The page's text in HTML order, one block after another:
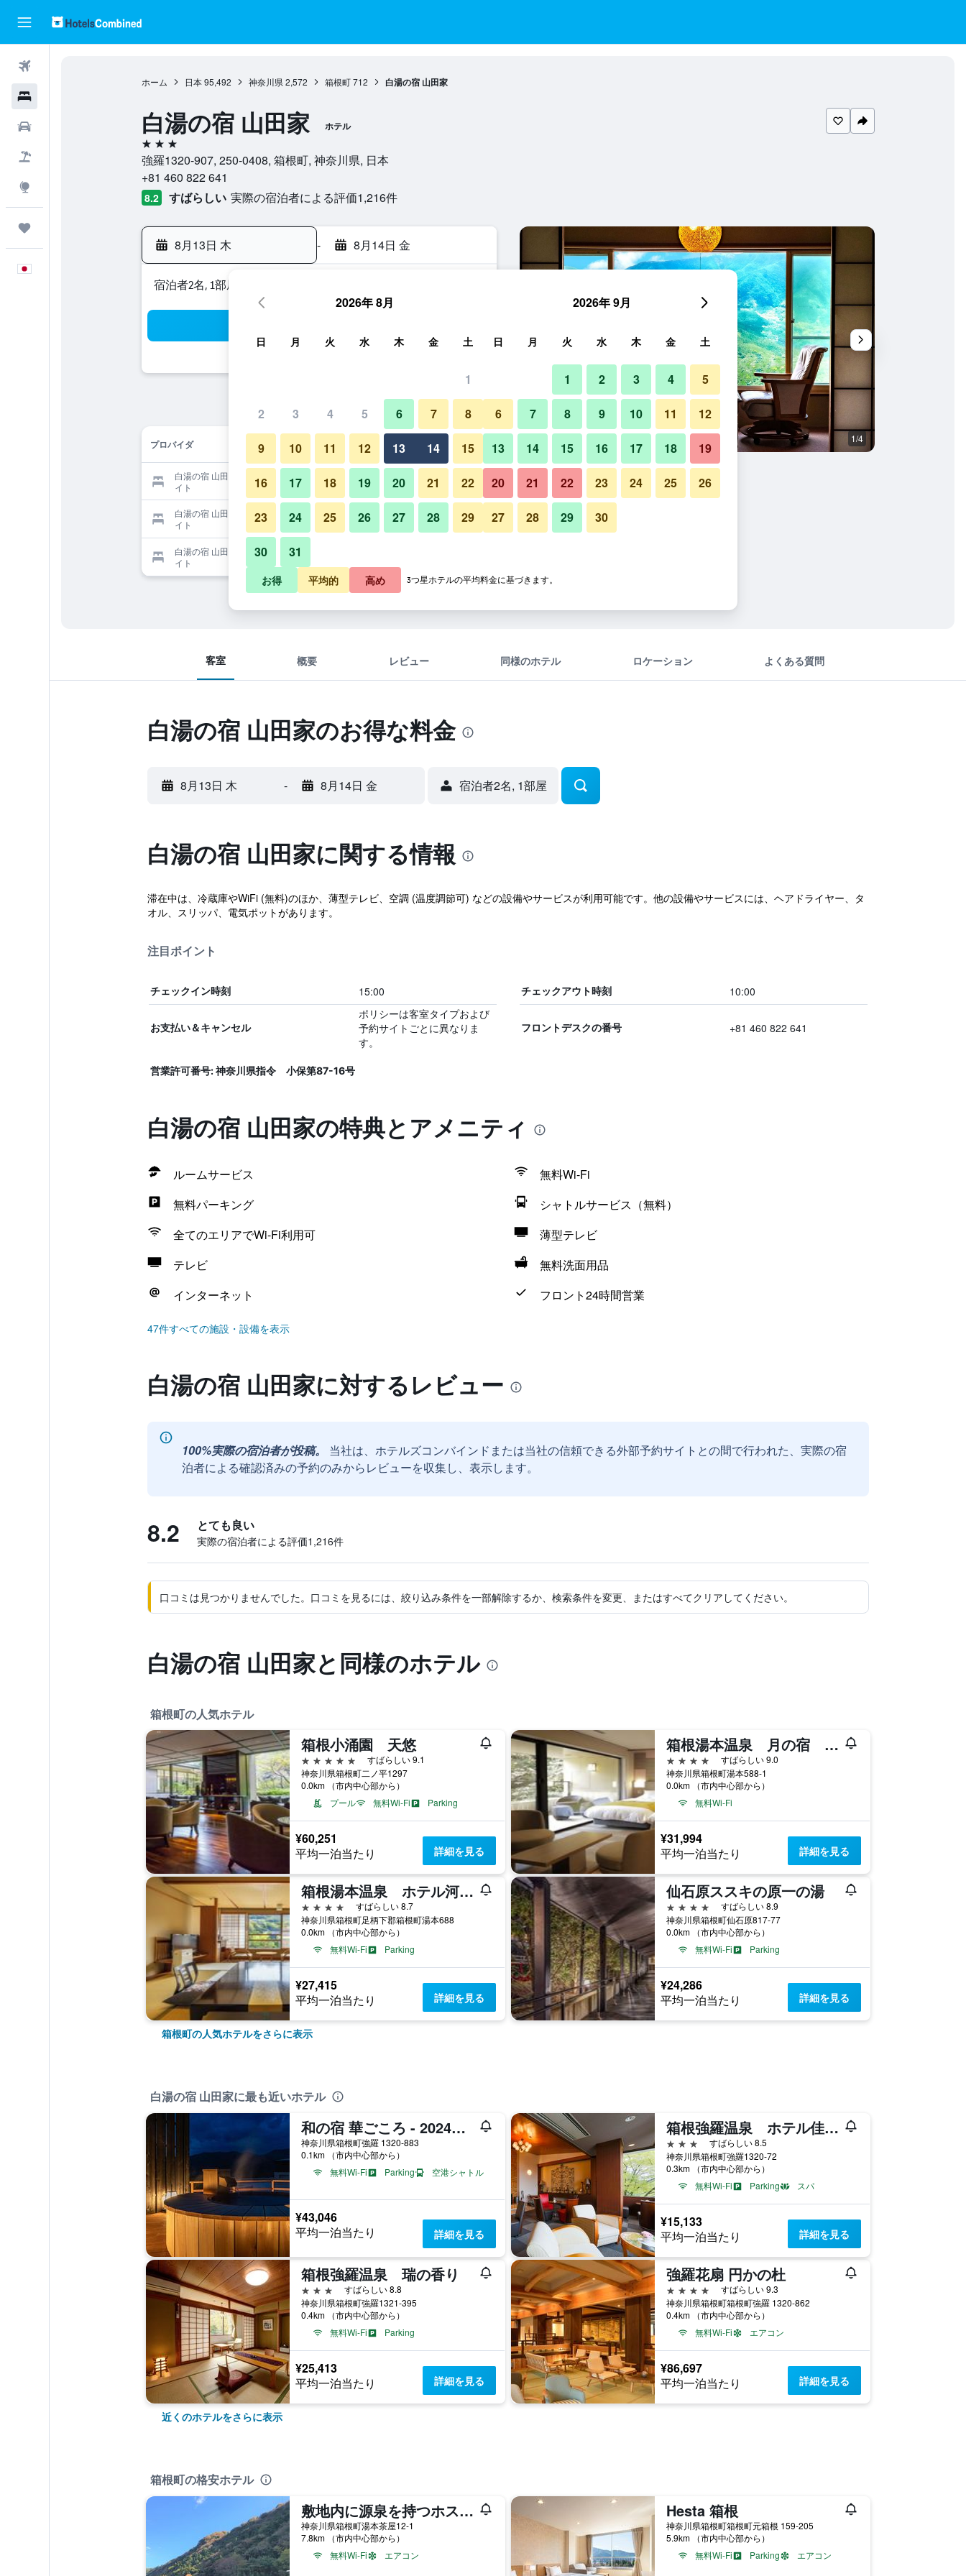
ホーム 日本 95,492 神奈川県 2,572 箱根町 712 白湯の宿 山田家
白湯の宿 山田家 ホテル
3つ星
強羅1320-907, 250-0408, 箱根町, 神奈川県, 日本
+81 460 822 641
8.2 すばらしい 実際の宿泊者による評価1,216​件
8月13日 木 - 8月14日 金
宿泊者2名, 1​部屋
プロバイダ
白湯の宿 山田家を提供する予約サ
イト
料金を表示
白湯の宿 山田家を提供する予約サ
イト
料金を表示
白湯の宿 山田家を提供する予約サ
イト
その他 1/4
白湯の宿 山田家の写真
客室 概要 レビュー 同様のホテル ロケーション よくある質問
白湯の宿 山田家のお得な料金
8月13日 木 - 8月14日 金 宿泊者2名, 1​部屋
白湯の宿 山田家に関する情報
滞在中は、冷蔵庫やWiFi (無料)のほか、薄型テレビ、空調 (温度調節可) などの設備やサービスが利用可能です。他の設備やサービスには、ヘアドライヤー、タ
オル、スリッパ、電気ポットがあります。
注目ポイント
チェックイン時刻 15:00 チェックアウト時刻 10:00
お支払い＆キャンセル
ポリシーは客室タイプおよび
予約サイトごとに異なりま
す。
フロントデスクの番号 +81 460 822 641
営業許可番号: 神奈川県指令 小保第87-16号
白湯の宿 山田家の特典とアメニティ
ルームサービス
無料Wi-Fi
無料パーキング
シャトルサービス（無料）
全てのエリアでWi-Fi利用可
薄型テレビ
テレビ
無料洗面用品
インターネット
フロント24時間営業
47件すべての施設・設備を表示
白湯の宿 山田家に対するレビュー
100%実際の宿泊者が投稿。
当社は、ホテルズコンバインドまたは当社の信頼できる外部予約サイトとの間で行われた、実際の宿
泊者による確認済みの予約のみからレビューを収集し、表示します。
8.2 とても良い
実際の宿泊者による評価1,216​件
口コミは見つかりませんでした。口コミを見るには、絞り込み条件を一部解除するか、検索条件を変更、またはすべてクリアしてください。
白湯の宿 山田家と同様のホテル
箱根町の人気ホテル
箱根小涌園 天悠
5つ星
すばらしい 9.1
神奈川県箱根町二ノ平1297
0.0km （市内中心部から）
プール
無料Wi-Fi Parking
¥60,251
平均一泊当たり 詳細を見る
箱根湯本温泉 月の宿 紗ら （共立リゾート）
4つ星
すばらしい 9.0
神奈川県箱根町湯本588-1
0.0km （市内中心部から）
無料Wi-Fi
¥31,994
平均一泊当たり 詳細を見る
箱根湯本温泉 ホテル河鹿荘
4つ星
すばらしい 8.7
神奈川県箱根町足柄下郡箱根町湯本688
0.0km （市内中心部から）
無料Wi-Fi
Parking
¥27,415
平均一泊当たり 詳細を見る
仙石原ススキの原一の湯
4つ星
すばらしい 8.9
神奈川県箱根町仙石原817-77
0.0km （市内中心部から）
無料Wi-Fi
Parking
¥24,286
平均一泊当たり 詳細を見る
箱根町の人気ホテルをさらに表示
白湯の宿 山田家に最も近いホテル
和の宿 華ごころ - 2024年3月リニューアルオープン
神奈川県箱根町強羅 1320-883
0.1km （市内中心部から）
無料Wi-Fi
Parking 空港シャトル
¥43,046
平均一泊当たり 詳細を見る
箱根強羅温泉 ホテル佳山水
3つ星
すばらしい 8.5
神奈川県箱根町強羅1320-72
0.3km （市内中心部から）
無料Wi-Fi
Parking スパ
¥15,133
平均一泊当たり 詳細を見る
箱根強羅温泉 瑞の香り
3つ星
すばらしい 8.8
神奈川県箱根町強羅1321-395
0.4km （市内中心部から）
無料Wi-Fi
Parking
¥25,413
平均一泊当たり 詳細を見る
強羅花扇 円かの杜
4つ星
すばらしい 9.3
神奈川県箱根町箱根町強羅 1320-862
0.4km （市内中心部から）
無料Wi-Fi
エアコン
¥86,697
平均一泊当たり 詳細を見る
近くのホテルをさらに表示
箱根町の格安ホテル
敷地内に源泉を持つホステル ケイズハウス箱根 – 箱根湯本温泉
神奈川県箱根町湯本茶屋12-1
7.8km （市内中心部から）
無料Wi-Fi
エアコン
Hesta 箱根
神奈川県箱根町箱根町元箱根 159-205
5.9km （市内中心部から）
無料Wi-Fi
Parking エアコン
2026年 8月
日 月 火 水 木 金 土
1
2 3 4 5 6 7 8
9 10 11 12 13 14 15
16 17 18 19 20 21 22
23 24 25 26 27 28 29
30 31
2026年 9月
日 月 火 水 木 金 土
1 2 3 4 5
6 7 8 9 10 11 12
13 14 15 16 17 18 19
20 21 22 23 24 25 26
27 28 29 30
お得 平均的 高め 3つ星ホテルの平均料金に基づきます。